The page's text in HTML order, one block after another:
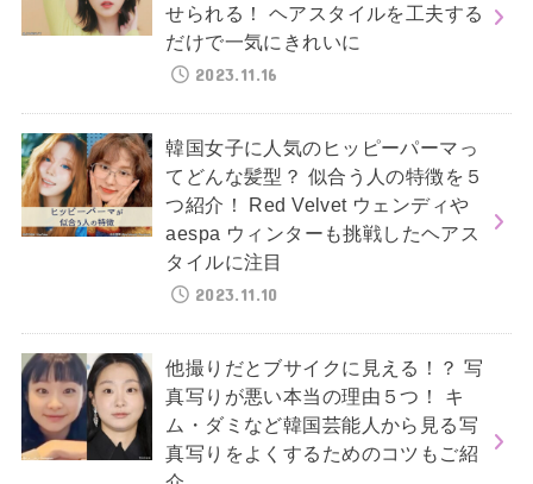
せられる！ ヘアスタイルを工夫する
だけで一気にきれいに
2023.11.16
韓国女子に人気のヒッピーパーマっ
てどんな髪型？ 似合う人の特徴を５
つ紹介！ Red Velvet ウェンディや
aespa ウィンターも挑戦したヘアス
タイルに注目
2023.11.10
他撮りだとブサイクに見える！？ 写
真写りが悪い本当の理由５つ！ キ
ム・ダミなど韓国芸能人から見る写
真写りをよくするためのコツもご紹